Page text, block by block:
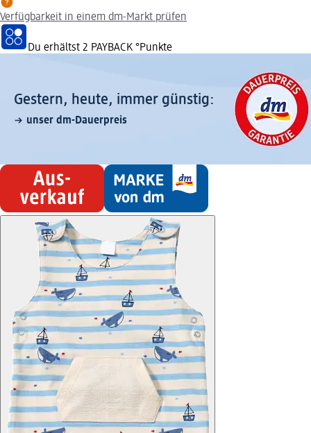
Verfügbarkeit in einem dm-Markt prüfen
Du erhältst 2 PAYBACK °Punkte
Gestern, heute, immer günstig:
unser dm-Dauerpreis